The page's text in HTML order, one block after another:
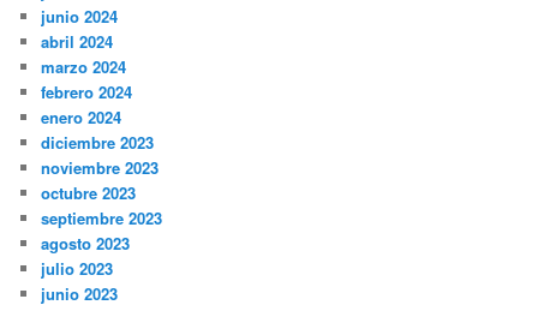
junio 2024
abril 2024
marzo 2024
febrero 2024
enero 2024
diciembre 2023
noviembre 2023
octubre 2023
septiembre 2023
agosto 2023
julio 2023
junio 2023